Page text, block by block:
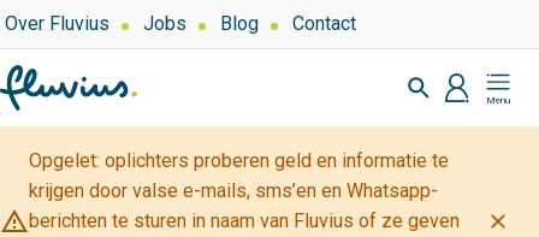
Overslaan
en
naar
de
inhoud
gaan
Top
navigation
Over Fluvius Jobs Blog Contact
Zoeken
profiel
Mijn
Fluvius
warning_amber
Opgelet: oplichters proberen geld en informatie te
krijgen door valse e-mails, sms’en en Whatsapp-
berichten te sturen in naam van Fluvius of ze geven
close